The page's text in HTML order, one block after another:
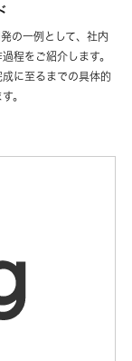
の一例として、社内
程をご紹介します。
に至るまでの具体的
。